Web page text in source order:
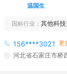
温国生
国标行业 其他科
156****3021 更